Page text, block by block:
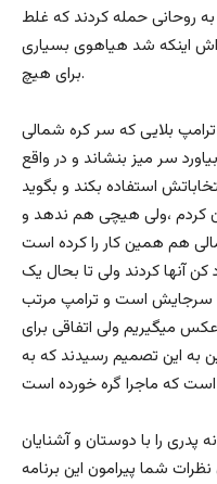
به روحانی حمله کردند که غلط
اینکه شد هیاهوی بسیاری
برای هیچ.
ترامپ بلایی که سر کره شمالی
سر میز بنشاند و در واقع
استفاده بکند و بگوید
کردم ،ولی هیچی هم ندهد و
هم همین کار را کرده است
کن آنها کردند ولی تا بحال یک
سرجایش است و ترامپ مرتب
میگیریم ولی اتفاقی برای
به این تصمیم رسیدند که به
پدری را با دوستان و آشنایان
شما پیرامون این برنامه